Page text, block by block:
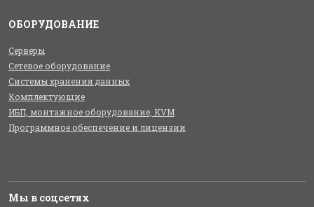
ОБОРУДОВАНИЕ
Серверы
Сетевое оборудование
Системы хранения данных
Комплектующие
ИБП, монтажное оборудование, KVM
Программное обеспечение и лицензии
Мы в соцсетях